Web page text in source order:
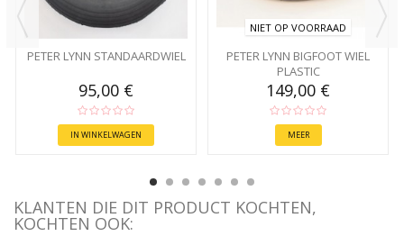
PETER LYNN STANDAARDWIEL
95,00 €
IN WINKELWAGEN
NIET OP VOORRAAD
PETER LYNN BIGFOOT WIEL
PLASTIC
149,00 €
MEER
KLANTEN DIE DIT PRODUCT KOCHTEN,
KOCHTEN OOK: